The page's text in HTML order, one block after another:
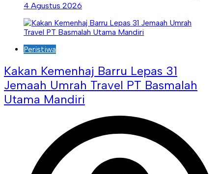
4 Agustus 2026
Peristiwa
Kakan Kemenhaj Barru Lepas 31
Jemaah Umrah Travel PT Basmalah
Utama Mandiri